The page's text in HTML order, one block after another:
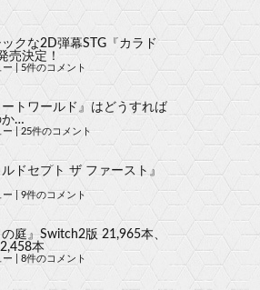
クな2D弾幕STG『カラド
売決定！
ー 5件のコメント
トワールド』はどうすれば
か…
ー|25件のコメント
ドセプト ザ ファースト』
ー 9件のコメント
の庭』Switch2版 21,965本、
本
ー 8件のコメント